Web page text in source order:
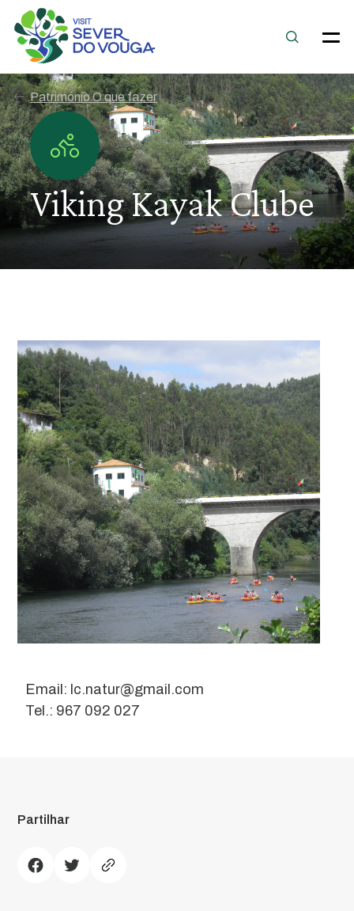
Património O que fazer
Viking Kayak Clube
Email: lc.natur@gmail.com
Tel.: 967 092 027
Partilhar